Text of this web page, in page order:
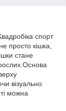
спорт
просто кішка,
стане
візуально
можна